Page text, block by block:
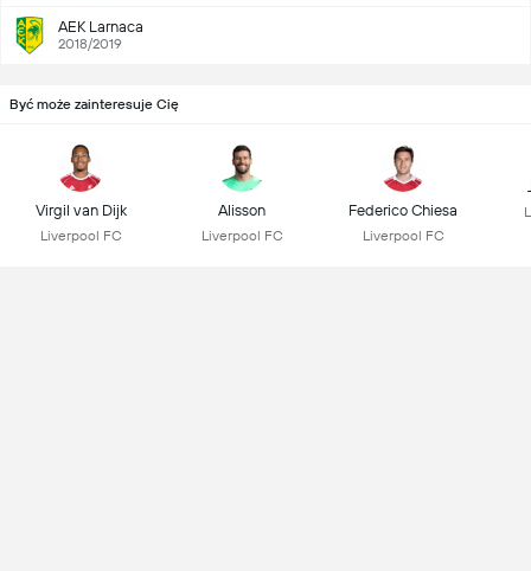
AEK Larnaca
2018/2019
Być może zainteresuje Cię
Virgil van Dijk
Liverpool FC
Alisson
Liverpool FC
Federico Chiesa
Liverpool FC